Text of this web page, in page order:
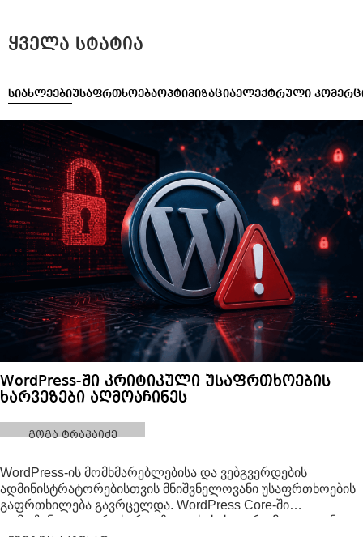
ყველა სტატია
სიახლეებიუსაფრთხოებაოპტიმიზაციაელექტრული
WordPress-ში კრიტიკული უსაფრთხოების
ხარვეზები აღმოაჩინეს
გოგა ტრაპაიძე
WordPress-ის მომხმარებლებისა და ვებგვერდების
ადმინისტრატორებისთვის მნიშვნელოვანი უსაფრთხოების
გაფრთხილება გავრცელდა. WordPress Core-ში
აღმოჩენილია ორი სერიოზული სისუსტე, რომელთაგან